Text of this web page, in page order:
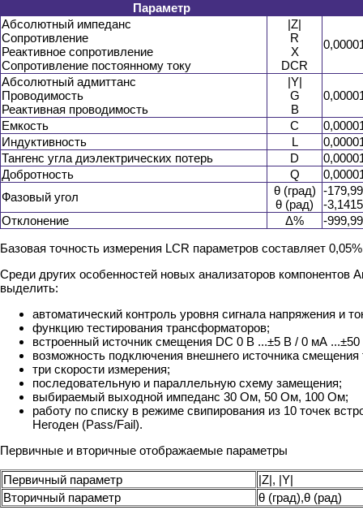
Параметр
Абсолютный импеданс
Сопротивление
Реактивное сопротивление
Сопротивление постоянному току
|Z|
R
X
DCR
Абсолютный адмиттанс
Проводимость
Реактивная проводимость
|Y|
G
B
Емкость C
Индуктивность
L
Тангенс угла диэлектрических потерь
D
Добротность
Q
Фазовый угол
θ (град)
θ (рад)
-
-
Отклонение
Δ%
-
Базовая точность измерения LCR параметров составляет
Среди других особенностей новых анализаторов компонентов
выделить:
автоматический контроль уровня сигнала напряжения и
функцию тестирования трансформаторов;
встроенный источник смещения DC 0 В ...±5 В / 0 мА
возможность подключения внешнего источника смещения
три скорости измерения;
последовательную и параллельную схему замещения;
выбираемый выходной импеданс 30 Ом, 50 Ом, 100 Ом;
работу по списку в режиме свипирования из 10 точек
Негоден (Pass/Fail).
Первичные и вторичные отображаемые параметры
Первичный параметр
|Z|, |Y|
Вторичный параметр
θ (град),θ (рад)